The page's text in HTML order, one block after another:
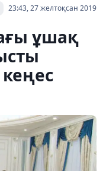
23:43, 27 желтоқсан 2019
ұшақ